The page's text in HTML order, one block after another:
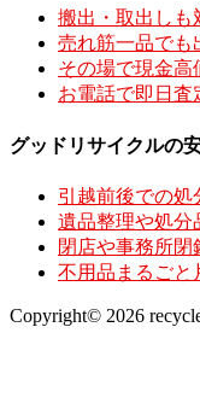
搬出・取出しも
売れ筋一品でも
その場で現金高
お電話で即日査
グッドリサイクルの
引越前後での処
遺品整理や処分
閉店や事務所閉
不用品まるごと
Copyright© 2026